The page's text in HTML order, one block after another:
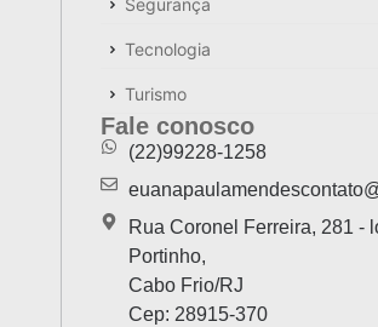
Segurança
Tecnologia
Turismo
Fale conosco
(22)99228-1258
Rua Coronel Ferreira, 281 -
Portinho,
Cabo Frio/RJ
Cep: 28915-370